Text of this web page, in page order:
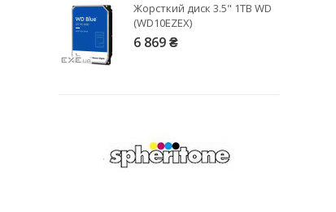
Жорсткий диск 3.5" 1TB WD
(WD10EZEX)
6 869 ₴